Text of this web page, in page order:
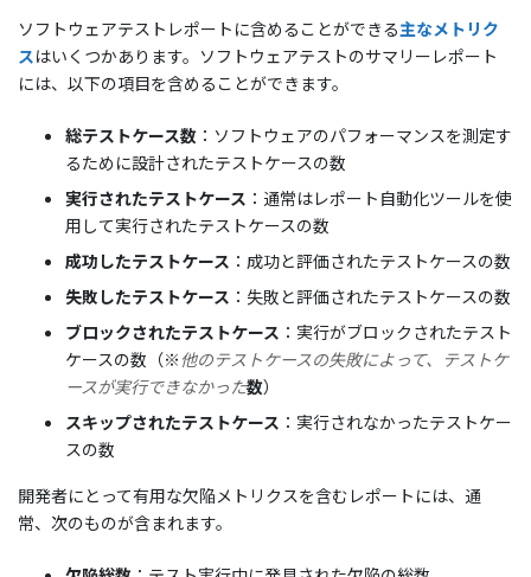
ソフトウェアテストレポートに含めることができる主なメトリク
スはいくつかあります。ソフトウェアテストのサマリーレポート
には、以下の項目を含めることができます。
総テストケース数 ：ソフトウェアのパフォーマンスを測定す
るために設計されたテストケースの数
実行されたテストケース ：通常はレポート自動化ツールを使
用して実行されたテストケースの数
成功したテストケース ：成功と評価されたテストケースの数
失敗したテストケース ：失敗と評価されたテストケースの数
ブロックされたテストケース ：実行がブロックされたテスト
ケースの数（※ 他のテストケースの失敗によって、テストケ
ースが実行できなかった数）
スキップされたテストケース ：実行されなかったテストケー
スの数
開発者にとって有用な欠陥メトリクスを含むレポートには、通
常、次のものが含まれます。